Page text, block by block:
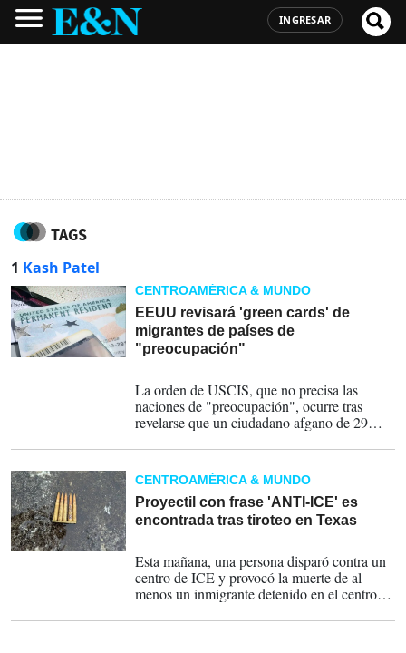
INGRESAR
TAGS
1 Kash Patel
CENTROAMÉRICA & MUNDO
EEUU revisará 'green cards' de
migrantes de países de
"preocupación"
La orden de USCIS, que no precisa las
naciones de "preocupación", ocurre tras
revelarse que un ciudadano afgano de 29
presunto atacante cerca de la Casa Blanca de
dos agentes de la Guardia Nacional.
CENTROAMÉRICA & MUNDO
Proyectil con frase 'ANTI-ICE' es
encontrada tras tiroteo en Texas
Esta mañana, una persona disparó contra un
centro de ICE y provocó la muerte de al
menos un inmigrante detenido en el centro e
resultó herido, según la Policía.